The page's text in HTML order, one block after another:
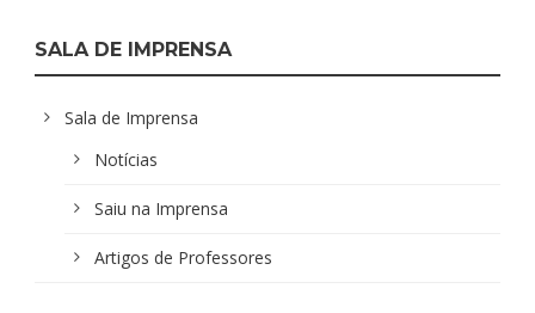
SALA DE IMPRENSA
Sala de Imprensa
Notícias
Saiu na Imprensa
Artigos de Professores